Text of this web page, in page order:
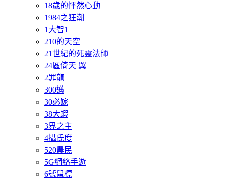
18歲的怦然心動
1984之狂潮
1大智1
210的天空
21世紀的死靈法師
24區倚天 翼
2罪龍
300邁
30必嫁
38大蝦
3界之主
4攝氏度
520農民
5G網絡手遊
6號鼠標